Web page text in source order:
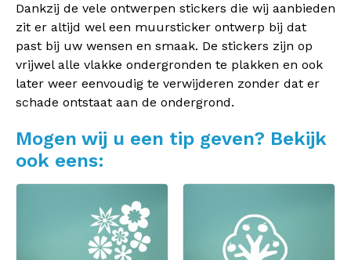
Dankzij de vele ontwerpen stickers die wij aanbieden
zit er altijd wel een muursticker ontwerp bij dat
past bij uw wensen en smaak. De stickers zijn op
vrijwel alle vlakke ondergronden te plakken en ook
later weer eenvoudig te verwijderen zonder dat er
schade ontstaat aan de ondergrond.
Mogen wij u een tip geven? Bekijk
ook eens: